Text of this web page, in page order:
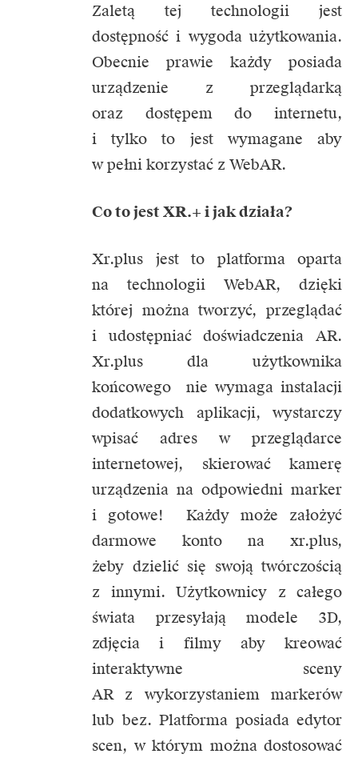
Zaletą tej technologii jest
dostępność i wygoda użytkowania.
Obecnie prawie każdy posiada
urządzenie z przeglądarką
oraz dostępem do internetu,
i tylko to jest wymagane aby
w pełni korzystać z WebAR.
Co to jest XR.+ i jak działa?
Xr.plus jest to platforma oparta
na technologii WebAR, dzięki
której można tworzyć, przeglądać
i udostępniać doświadczenia AR.
Xr.plus dla użytkownika
końcowego nie wymaga instalacji
dodatkowych aplikacji, wystarczy
wpisać adres w przeglądarce
internetowej, skierować kamerę
urządzenia na odpowiedni marker
i gotowe! Każdy może założyć
darmowe konto na xr.plus,
żeby dzielić się swoją twórczością
z innymi. Użytkownicy z całego
świata przesyłają modele 3D,
zdjęcia i filmy aby kreować
interaktywne sceny
AR z wykorzystaniem markerów
lub bez. Platforma posiada edytor
scen, w którym można dostosować